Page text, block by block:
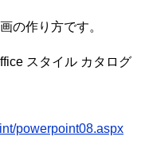
の作り方です。
スタイル カタログ
powerpoint08.aspx